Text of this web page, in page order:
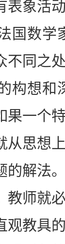
表象活
国数学
不同之
构想和
果一个
从思想
的解法
教师就
观教具